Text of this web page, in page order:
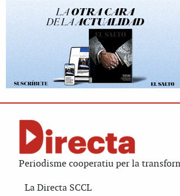
Periodisme cooperatiu per la
La Directa SCCL